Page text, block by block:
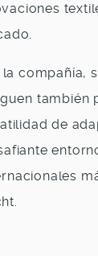
compañía,
también
de